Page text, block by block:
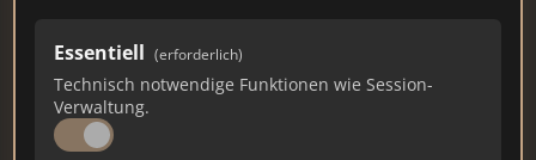
Essentiell (erforderlich)
Technisch notwendige Funktionen wie Session-
Verwaltung.
Thunersee, Bern
Bernstrasse 39, 3613 Steffisburg